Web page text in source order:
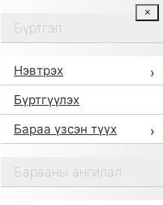
Бүртгэл
Нэвтрэх
Бүртгүүлэх
Бараа үзсэн түүх
Барааны ангилал